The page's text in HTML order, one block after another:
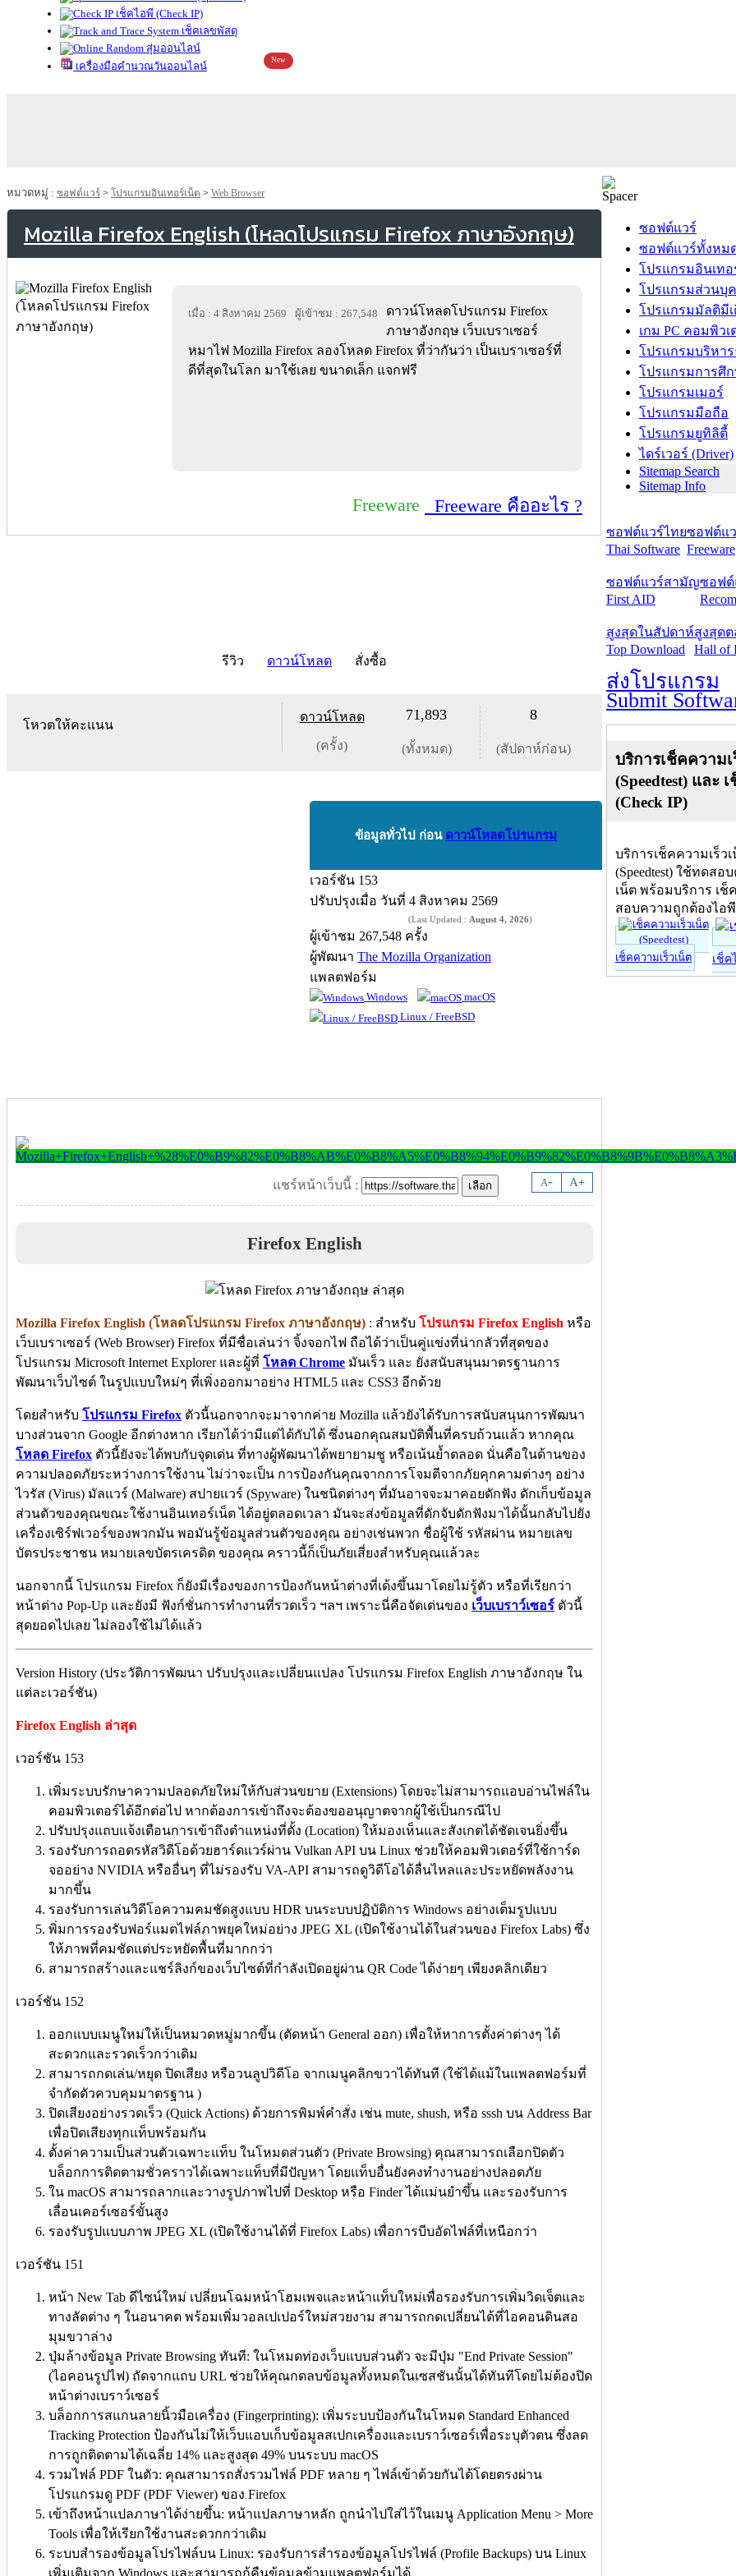
เช็คไอพี (Check IP)
เช็คเลขพัสดุ
สุ่มออนไลน์
เครื่องมือคำนวณวันออนไลน์
New
หมวดหมู่ : ซอฟต์แวร์ > โปรแกรมอินเทอร์เน็ต > Web Browser
Mozilla Firefox English (โหลดโปรแกรม Firefox ภาษาอังกฤษ)
เมื่อ : 4 สิงหาคม 2569 ผู้เข้าชม : 267,548
ดาวน์โหลดโปรแกรม Firefox
ภาษาอังกฤษ เว็บเบราเซอร์
หมาไฟ Mozilla Firefox ลองโหลด Firefox ที่ว่ากันว่า เป็นเบราเซอร์ที่
ดีที่สุดในโลก มาใช้เลย ขนาดเล็ก แจกฟรี
Freeware Freeware คืออะไร ?
รีวิว ดาวน์โหลด สั่งซื้อ
โหวตให้คะแนน
ดาวน์โหลด
(ครั้ง)
71,893
(ทั้งหมด)
8
(สัปดาห์ก่อน)
ข้อมูลทั่วไป ก่อน ดาวน์โหลดโปรแกรม
เวอร์ชัน 153
ปรับปรุงเมื่อ วันที่ 4 สิงหาคม 2569
(Last Updated : August 4, 2026)
ผู้เข้าชม 267,548 ครั้ง
ผู้พัฒนา The Mozilla Organization
แพลตฟอร์ม
Windows
macOS
Linux / FreeBSD
A- A+
แชร์หน้าเว็บนี้ :
Firefox English
Mozilla Firefox English (โหลดโปรแกรม Firefox ภาษาอังกฤษ) : สำหรับ โปรแกรม Firefox English หรือ
เว็บเบราเซอร์ (Web Browser) Firefox ที่มีชื่อเล่นว่า จิ้งจอกไฟ ถือได้ว่าเป็นคู่แข่งที่น่ากลัวที่สุดของ
โปรแกรม Microsoft Internet Explorer และผู้ที่ โหลด Chrome มันเร็ว และ ยังสนับสนุนมาตรฐานการ
พัฒนาเว็บไซต์ ในรูปแบบใหม่ๆ ที่เพิ่งออกมาอย่าง HTML5 และ CSS3 อีกด้วย
โดยสำหรับ โปรแกรม Firefox ตัวนี้นอกจากจะมาจากค่าย Mozilla แล้วยังได้รับการสนับสนุนการพัฒนา
บางส่วนจาก Google อีกต่างหาก เรียกได้ว่ามีแต่ได้กับได้ ซึ่งนอกคุณสมบัติพื้นที่ครบถ้วนแล้ว หากคุณ
โหลด Firefox ตัวนี้ยังจะได้พบกับจุดเด่น ที่ทางผู้พัฒนาได้พยายามชู หรือเน้นย้ำตลอด นั่นคือในด้านของ
ความปลอดภัยระหว่างการใช้งาน ไม่ว่าจะเป็น การป้องกันคุณจากการโจมตีจากภัยคุกคามต่างๆ อย่าง
ไวรัส (Virus) มัลแวร์ (Malware) สปายแวร์ (Spyware) ในชนิดต่างๆ ที่มันอาจจะมาคอยดักฟัง ดักเก็บข้อมูล
ส่วนตัวของคุณขณะใช้งานอินเทอร์เน็ต ได้อยู่ตลอดเวลา มันจะส่งข้อมูลที่ดักจับดักฟังมาได้นั้นกลับไปยัง
เครื่องเซิร์ฟเวอร์ของพวกมัน พอมันรู้ข้อมูลส่วนตัวของคุณ อย่างเช่นพวก ชื่อผู้ใช้ รหัสผ่าน หมายเลข
บัตรประชาชน หมายเลขบัตรเครดิต ของคุณ คราวนี้ก็เป็นภัยเสี่ยงสำหรับคุณแล้วละ
นอกจากนี้ โปรแกรม Firefox ก็ยังมีเรื่องของการป้องกันหน้าต่างที่เด้งขึ้นมาโดยไม่รู้ตัว หรือที่เรียกว่า
หน้าต่าง Pop-Up และยังมี ฟังก์ชั่นการทำงานที่รวดเร็ว ฯลฯ เพราะนี่คือจัดเด่นของ เว็บเบราว์เซอร์ ตัวนี้
สุดยอดไปเลย ไม่ลองใช้ไม่ได้แล้ว
Version History (ประวัติการพัฒนา ปรับปรุงและเปลี่ยนแปลง โปรแกรม Firefox English ภาษาอังกฤษ ใน
แต่ละเวอร์ชัน)
Firefox English ล่าสุด
เวอร์ชัน 153
เพิ่มระบบรักษาความปลอดภัยใหม่ให้กับส่วนขยาย (Extensions) โดยจะไม่สามารถแอบอ่านไฟล์ใน
คอมพิวเตอร์ได้อีกต่อไป หากต้องการเข้าถึงจะต้องขออนุญาตจากผู้ใช้เป็นกรณีไป
ปรับปรุงแถบแจ้งเตือนการเข้าถึงตำแหน่งที่ตั้ง (Location) ให้มองเห็นและสังเกตได้ชัดเจนยิ่งขึ้น
รองรับการถอดรหัสวิดีโอด้วยฮาร์ดแวร์ผ่าน Vulkan API บน Linux ช่วยให้คอมพิวเตอร์ที่ใช้การ์ด
จออย่าง NVIDIA หรืออื่นๆ ที่ไม่รองรับ VA-API สามารถดูวิดีโอได้ลื่นไหลและประหยัดพลังงาน
มากขึ้น
รองรับการเล่นวิดีโอความคมชัดสูงแบบ HDR บนระบบปฏิบัติการ Windows อย่างเต็มรูปแบบ
พิ่มการรองรับฟอร์แมตไฟล์ภาพยุคใหม่อย่าง JPEG XL (เปิดใช้งานได้ในส่วนของ Firefox Labs) ซึ่ง
ให้ภาพที่คมชัดแต่ประหยัดพื้นที่มากกว่า
สามารถสร้างและแชร์ลิงก์ของเว็บไซต์ที่กำลังเปิดอยู่ผ่าน QR Code ได้ง่ายๆ เพียงคลิกเดียว
เวอร์ชัน 152
ออกแบบเมนูใหม่ให้เป็นหมวดหมู่มากขึ้น (ตัดหน้า General ออก) เพื่อให้หาการตั้งค่าต่างๆ ได้
สะดวกและรวดเร็วกว่าเดิม
สามารถกดเล่น/หยุด ปิดเสียง หรือวนลูปวิดีโอ จากเมนูคลิกขวาได้ทันที (ใช้ได้แม้ในแพลตฟอร์มที่
จำกัดตัวควบคุมมาตรฐาน )
ปิดเสียงอย่างรวดเร็ว (Quick Actions) ด้วยการพิมพ์คำสั่ง เช่น mute, shush, หรือ sssh บน Address Bar
เพื่อปิดเสียงทุกแท็บพร้อมกัน
ตั้งค่าความเป็นส่วนตัวเฉพาะแท็บ ในโหมดส่วนตัว (Private Browsing) คุณสามารถเลือกปิดตัว
บล็อกการติดตามชั่วคราวได้เฉพาะแท็บที่มีปัญหา โดยแท็บอื่นยังคงทำงานอย่างปลอดภัย
ใน macOS สามารถลากและวางรูปภาพไปที่ Desktop หรือ Finder ได้แม่นยำขึ้น และรองรับการ
เลื่อนเคอร์เซอร์ขั้นสูง
รองรับรูปแบบภาพ JPEG XL (เปิดใช้งานได้ที่ Firefox Labs) เพื่อการบีบอัดไฟล์ที่เหนือกว่า
เวอร์ชัน 151
หน้า New Tab ดีไซน์ใหม่ เปลี่ยนโฉมหน้าโฮมเพจและหน้าแท็บใหม่เพื่อรองรับการเพิ่มวิดเจ็ตและ
ทางลัดต่าง ๆ ในอนาคต พร้อมเพิ่มวอลเปเปอร์ใหม่สวยงาม สามารถกดเปลี่ยนได้ที่ไอคอนดินสอ
มุมขวาล่าง
ปุ่มล้างข้อมูล Private Browsing ทันที: ในโหมดท่องเว็บแบบส่วนตัว จะมีปุ่ม "End Private Session"
(ไอคอนรูปไฟ) ถัดจากแถบ URL ช่วยให้คุณกดลบข้อมูลทั้งหมดในเซสชันนั้นได้ทันทีโดยไม่ต้องปิด
หน้าต่างเบราว์เซอร์
บล็อกการสแกนลายนิ้วมือเครื่อง (Fingerprinting): เพิ่มระบบป้องกันในโหมด Standard Enhanced
Tracking Protection ป้องกันไม่ให้เว็บแอบเก็บข้อมูลสเปกเครื่องและเบราว์เซอร์เพื่อระบุตัวตน ซึ่งลด
การถูกติดตามได้เฉลี่ย 14% และสูงสุด 49% บนระบบ macOS
รวมไฟล์ PDF ในตัว: คุณสามารถสั่งรวมไฟล์ PDF หลาย ๆ ไฟล์เข้าด้วยกันได้โดยตรงผ่าน
โปรแกรมดู PDF (PDF Viewer) ของ Firefox
เข้าถึงหน้าแปลภาษาได้ง่ายขึ้น: หน้าแปลภาษาหลัก ถูกนำไปใส่ไว้ในเมนู Application Menu > More
Tools เพื่อให้เรียกใช้งานสะดวกกว่าเดิม
ระบบสำรองข้อมูลโปรไฟล์บน Linux: รองรับการสำรองข้อมูลโปรไฟล์ (Profile Backups) บน Linux
เพิ่มเติมจาก Windows และสามารถกู้คืนข้อมูลข้ามแพลตฟอร์มได้
ซอฟต์แวร์
ซอฟต์แวร์ทั้งหม
โปรแกรมอินเทอ
โปรแกรมส่วนบุ
โปรแกรมมัลติมีเ
เกม PC คอมพิวเ
โปรแกรมบริหา
โปรแกรมการศึ
โปรแกรมเมอร์
โปรแกรมมือถือ
โปรแกรมยูทิลิตี้
ไดร์เวอร์ (Driver)
Sitemap Search
Sitemap Info
ซอฟต์แวร์ไทย
Thai Software
ซอฟต์แ
Freeware
ซอฟต์แวร์สามัญ
First AID
ซอฟต์
สูงสุดในสัปดาห์
Top Download
สูงสุด
Hall of
ส่งโปรแกรม
Submit
บริการเช็คความเ
(Speedtest) และ
(Check IP)
บริการเช็คความเร็ว
(Speedtest) ใช้ทดสอ
เน็ต พร้อมบริการ เช็
สอบความถูกต้องไอ
เช็คความเร็วเน็ต เช็ค